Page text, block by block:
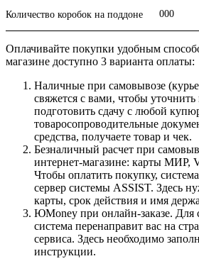
Количество коробок на поддоне 000
Оплачивайте покупки удобным
магазине доступно 3 варианта оплаты:
Наличные при самовывозе
свяжется с вами, чтобы уточнить
подготовить сдачу с любой
товаросопроводительные
средства, получаете товар и чек.
Безналичный расчет при
интернет-магазине: карты МИР,
Чтобы оплатить покупку,
сервер системы ASSIST. Здесь
карты, срок действия и имя
ЮMoney при онлайн-заказе. Для
система перенаправит вас на
сервиса. Здесь необходимо
инструкции.